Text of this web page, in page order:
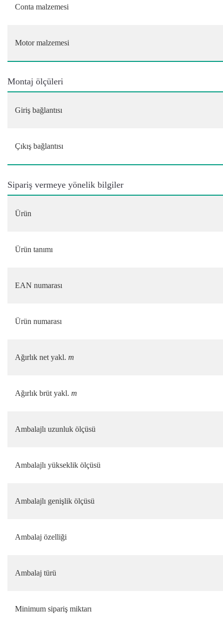
Conta malzemesi
Motor malzemesi
Montaj ölçüleri
Giriş bağlantısı
Çıkış bağlantısı
Sipariş vermeye yönelik bilgiler
Ürün
Ürün tanımı
EAN numarası
Ürün numarası
Ağırlık net yakl. m
Ağırlık brüt yakl. m
Ambalajlı uzunluk ölçüsü
Ambalajlı yükseklik ölçüsü
Ambalajlı genişlik ölçüsü
Ambalaj özelliği
Ambalaj türü
Minimum sipariş miktarı